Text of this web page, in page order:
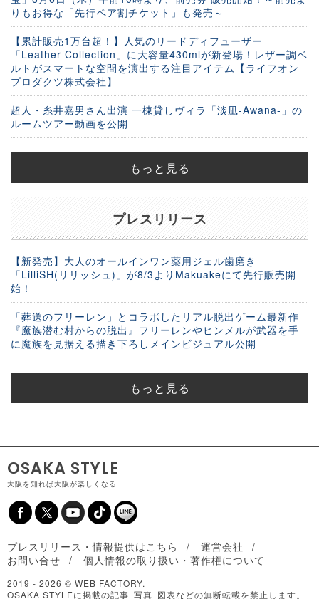
りもお得な「先行ペア割チケット」も発売～
【累計販売1万台超！】人気のリードディフューザー
「Leather Collection」に大容量430mlが新登場！レザー調ベ
ルトがスマートな空間を演出する注目アイテム【ライフオン
プロダクツ株式会社】
超人・糸井嘉男さん出演 一棟貸しヴィラ「淡凪-Awana-」の
ルームツアー動画を公開
もっと見る
プレスリリース
【新発売】大人のオールインワン薬用ジェル歯磨き
「LilliSH(リリッシュ)」が8/3よりMakuakeにて先行販売開
始！
「葬送のフリーレン」とコラボしたリアル脱出ゲーム最新作
『魔族潜む村からの脱出』フリーレンやヒンメルが武器を手
に魔族を見据える描き下ろしメインビジュアル公開
もっと見る
OSAKA STYLE
大阪を知れば大阪が楽しくなる
プレスリリース・情報提供はこちら
運営会社
お問い合せ
個人情報の取り扱い・著作権について
2019 - 2026 © WEB FACTORY.
OSAKA STYLEに掲載の記事･写真･図表などの無断転載を禁止します。